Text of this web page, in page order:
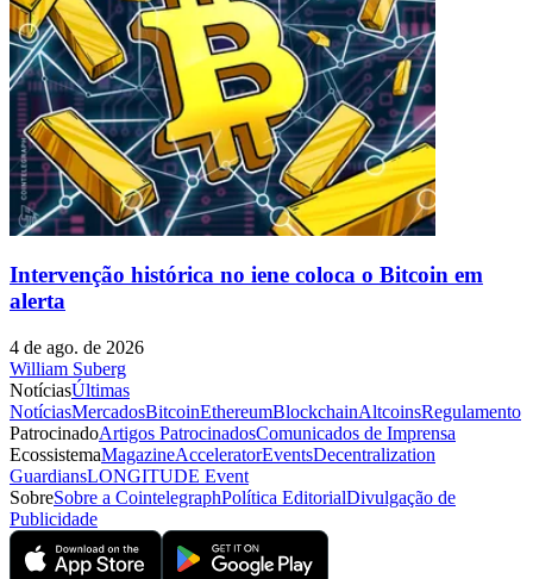
Intervenção histórica no iene coloca o Bitcoin em
alerta
4 de ago. de 2026
William Suberg
NotíciasÚltimas
NotíciasMercadosBitcoinEthereumBlockchainAltcoinsRegulamento
PatrocinadoArtigos PatrocinadosComunicados de Imprensa
EcossistemaMagazineAcceleratorEventsDecentralization
GuardiansLONGITUDE Event
SobreSobre a CointelegraphPolítica EditorialDivulgação de
Publicidade